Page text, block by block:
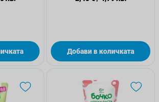
Добави в количката